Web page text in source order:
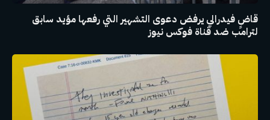
قاضٍ فيدرالي يرفض دعوى التشهير التي رفعها مؤيد سابق
لترامب ضد قناة فوكس نيوز